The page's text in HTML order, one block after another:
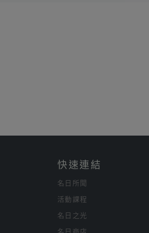
快速連結
名日所聞
活動課程
名日之光